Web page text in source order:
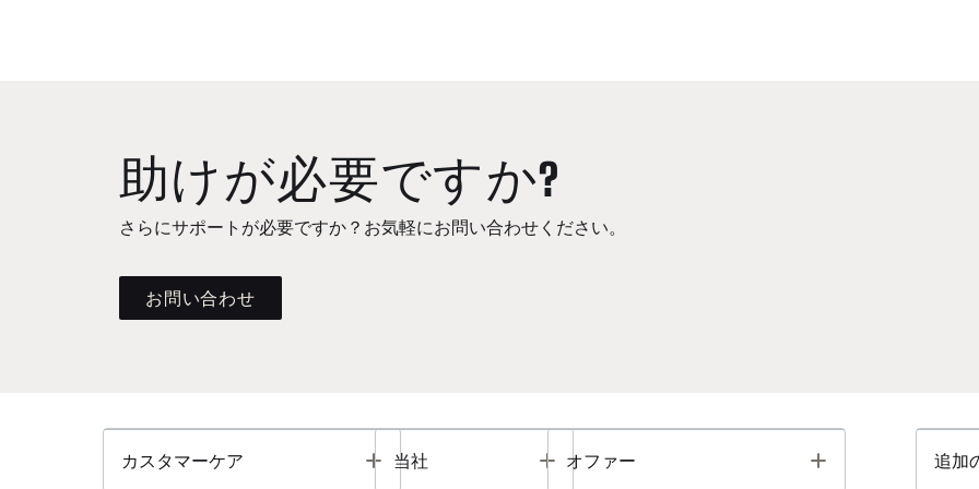
助けが必要ですか?
さらにサポートが必要ですか？お気軽にお問い合わせください。
お問い合わせ
カスタマーケア Toggle
当社 Toggle
オファー Toggle 追加